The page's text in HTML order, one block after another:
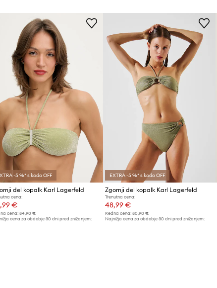
-5 %* s kodo OFF
del kopalk Karl Lagerfeld
cena:
€
cena: 84,90 €
cena za obdobje 30 dni pred znižanjem:
EXTRA -5 %* s kodo OFF
Zgornji del kopalk Karl Lagerfeld
Trenutna cena:
48,99 €
Redna cena: 80,90 €
Najnižja cena za obdobje 30 dni pred znižanjem: